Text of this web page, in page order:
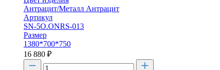
Антрацит/Металл Антрацит
Артикул
SN-5O.ONRS-013
Размер
1380*700*750
16 880 ₽